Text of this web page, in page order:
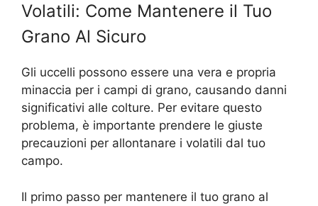
Volatili: Come Mantenere il Tuo
Grano Al Sicuro
Gli uccelli possono essere una vera e propria
minaccia per i campi di grano, causando danni
significativi alle colture. Per evitare questo
problema, è importante prendere le giuste
precauzioni per allontanare i volatili dal tuo
campo.
Il primo passo per mantenere il tuo grano al